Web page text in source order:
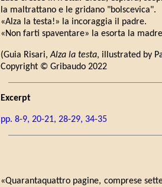
la maltrattano e le gridano "bolscevica".
«Alza la testa!» la incoraggia il padre.
«Non farti spaventare» la esorta la
(Guia Risari,Alza la testa, illustrated by
Copyright © Gribaudo 2022
Excerpt
pp. 8-9, 20-21, 28-29, 34-35
«Quarantaquattro pagine, comprese